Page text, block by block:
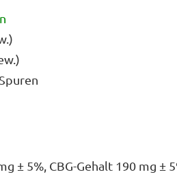
± 5%, CBG-Gehalt 190 mg ±